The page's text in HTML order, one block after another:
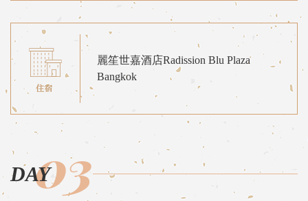
麗笙世嘉酒店Radission Blu Plaza
Bangkok
DAY03